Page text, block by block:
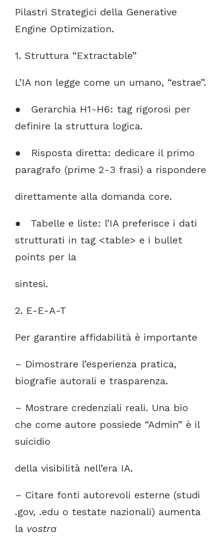
Pilastri Strategici della Generative
Engine Optimization.
1. Struttura “Extractable”
L’IA non legge come un umano, “estrae”.
● Gerarchia H1-H6: tag rigorosi per
definire la struttura logica.
● Risposta diretta: dedicare il primo
paragrafo (prime 2-3 frasi) a rispondere
direttamente alla domanda core.
● Tabelle e liste: l’IA preferisce i dati
strutturati in tag <table> e i bullet
points per la
sintesi.
2. E-E-A-T
Per garantire affidabilità è importante
– Dimostrare l’esperienza pratica,
biografie autorali e trasparenza.
– Mostrare credenziali reali. Una bio
che come autore possiede “Admin” è il
suicidio
della visibilità nell’era IA.
– Citare fonti autorevoli esterne (studi
.gov, .edu o testate nazionali) aumenta
la vostra